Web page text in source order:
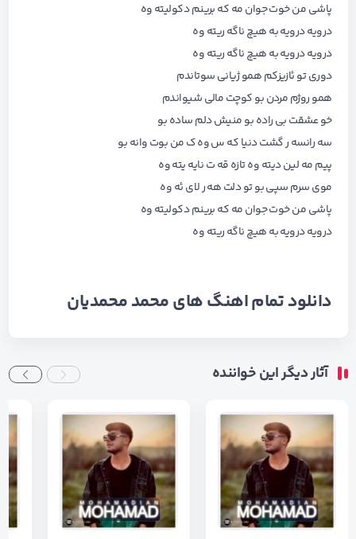
پاشی من خوت جوان مه که برینم دکولیته وه
درویه درویه به هیچ ناگه ریته وه
درویه درویه به هیچ ناگه ریته وه
دوری تو ئازیزکم همو ژیانی سوتاندم
همو روژم مردن بو کوچت مالی شیواندم
خو عشقت بی راده بو منیش دلم ساده بو
سه رانسه ر گشت دنیا که س وه ک من بوت وانه بو
پیم مه لین دیته وه تازه قه ت نایه یته وه
موی سرم سپی بو تو دلت هه ر لای ئه وه
پاشی من خوت جوان مه که برینم دکولیته وه
درویه درویه به هیچ ناگه ریته وه
دانلود تمام اهنگ هایمحمد محمدیان
آثار دیگر این خواننده